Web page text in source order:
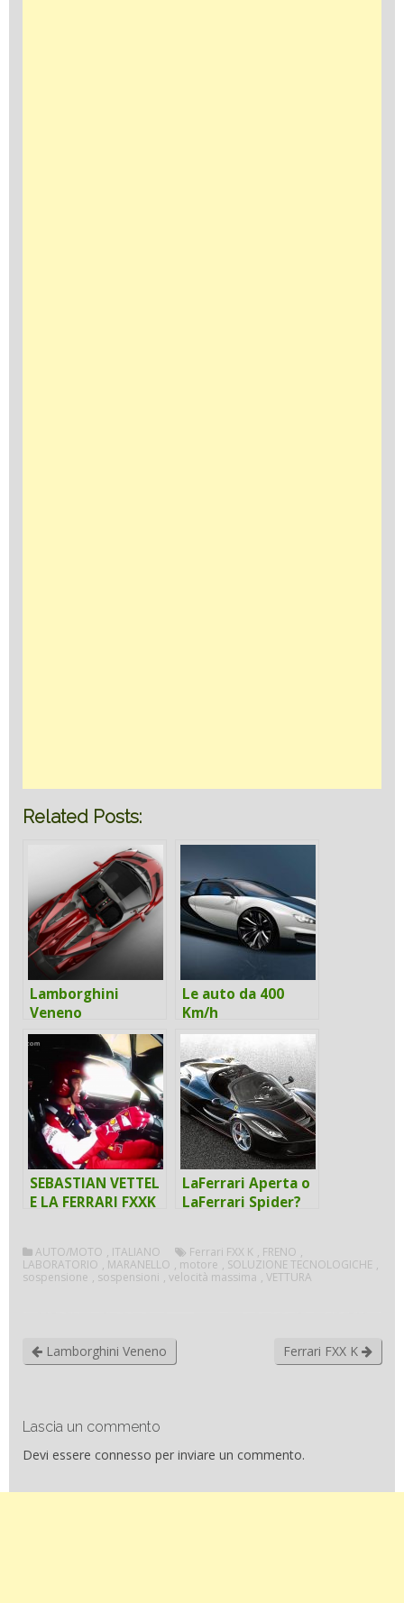
Related Posts:
Lamborghini
Veneno
Le auto da 400
Km/h
SEBASTIAN VETTEL
E LA FERRARI FXXK
LaFerrari Aperta o
LaFerrari Spider?
AUTO/MOTO , ITALIANO Ferrari FXX K , FRENO ,
LABORATORIO , MARANELLO , motore , SOLUZIONE TECNOLOGICHE ,
sospensione , sospensioni , velocità massima , VETTURA
Lamborghini Veneno Ferrari FXX K
Lascia un commento
Devi essere connesso per inviare un commento.